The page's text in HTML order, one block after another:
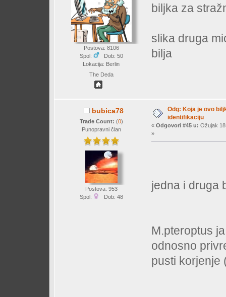
Postova: 8106
Spol:
Dob: 50
Lokacija: Berlin
The Deda
biljka za
slika druga
bilja
bubica78
Trade Count: (0)
Punopravni član
Postova: 953
Spol:
Dob: 48
Odg: Koja je ovo
identifikaciju
« Odgovori #45 u: Ožujak
»
jedna i druga
M.pteroptus
odnosno
pusti korjenje